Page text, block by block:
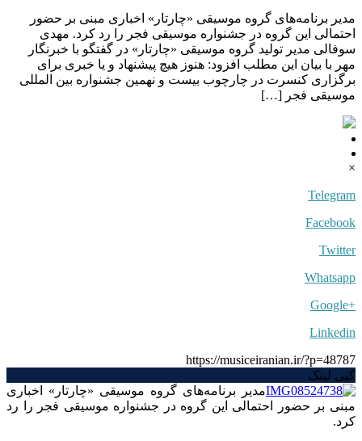
مدیر برنامه‌های گروه موسیقی «چارتار» اخباری مبنی بر حضور
احتمالی این گروه در جشنواره موسیقی فجر را رد کرد. مهدی
سوفالی مدیر تولید گروه موسیقی «چارتار» در گفتگو با خبرنگار
مهر با بیان این مطلب افزود: هنوز هیچ پیشنهاد و یا خبری برای
برگزاری کنسرت در چارچوب بیست و نهمین جشنواره بین المللی
موسیقی فجر […]
×
Telegram
Facebook
Twitter
Whatsapp
+Google
Linkedin
https://musiceiranian.ir/?p=48787
کپی لینک
مدیر برنامه‌های گروه موسیقی «چارتار» اخباری
مبنی بر حضور احتمالی این گروه در جشنواره موسیقی فجر را رد
کرد.